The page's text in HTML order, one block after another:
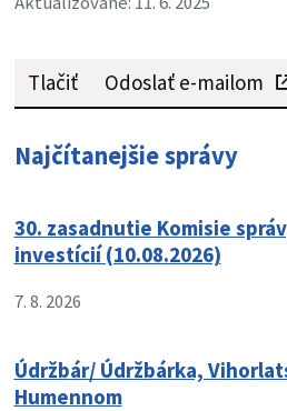
Tlačiť Odoslať e-mailom
Najčítanejšie správy
30. zasadnutie Komisie
investícií (10.08.2026)
7. 8. 2026
Údržbár/ Údržbárka,
Humennom